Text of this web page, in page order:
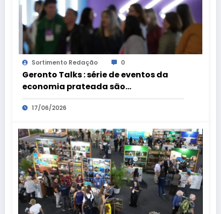
Sortimento Redação 0
Geronto Talks : série de eventos da
economia prateada são
preparatórios para a Geronto Fair
17/06/2026